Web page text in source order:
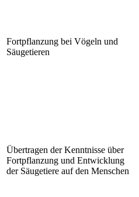
Fortpflanzung bei Vögeln und
Säugetieren
Übertragen der Kenntnisse über
Fortpflanzung und Entwicklung
der Säugetiere auf den Menschen